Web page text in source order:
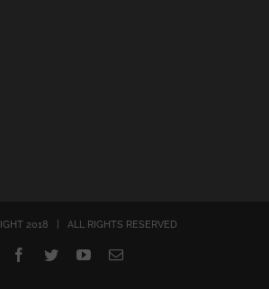
2018 | ALL RIGHTS RESERVED
Facebook
TwitterYouTube
E-